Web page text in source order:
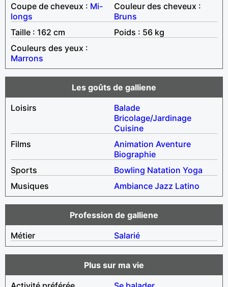
Coupe de cheveux : Mi-
longs
Couleur des cheveux :
Bruns
Taille : 162 cm
Poids : 56 kg
Couleurs des yeux :
Marrons
Les goûts de galliene
Loisirs
Balade
Bricolage/Jardinage
Cuisine
Films
Animation Aventure
Biographie
Sports
Bowling Natation Yoga
Musiques
Ambiance Jazz Latino
Profession de galliene
Métier
Salarié
Plus sur ma vie